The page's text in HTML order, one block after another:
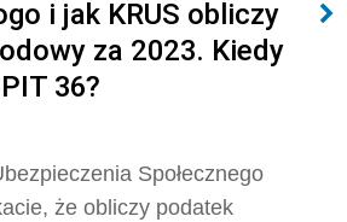
i jak KRUS obliczy
za 2023. Kiedy
36?
Społecznego
że obliczy podatek